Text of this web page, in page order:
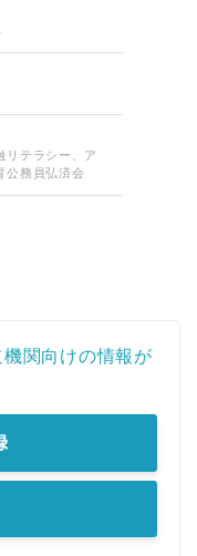
リテラシー、ア
公務員弘済会
関向けの情報が